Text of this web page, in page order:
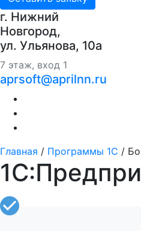
г. Нижний
Новгород,
ул. Ульянова, 10a
7 этаж, вход 1
aprsoft@aprilnn.ru
Главная / Программы 1С /